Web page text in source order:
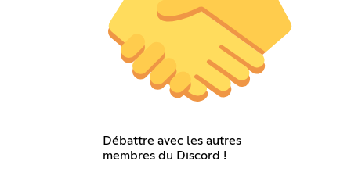
Débattre avec les autres
membres du Discord !